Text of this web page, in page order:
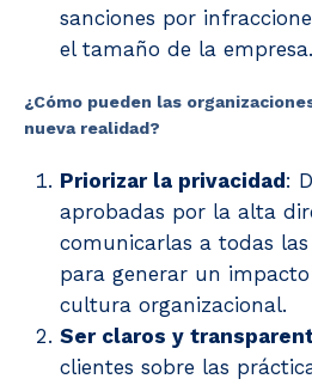
sanciones por
el tamaño de la empresa.
¿Cómo pueden las
nueva realidad?
Priorizar la privacidad :
aprobadas por la alta
comunicarlas a todas
para generar un
cultura organizacional.
Ser claros y
clientes sobre las